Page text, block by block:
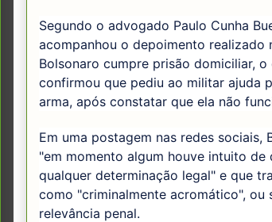
Segundo o advogado Paulo Cunha
acompanhou o depoimento realizado
Bolsonaro cumpre prisão domiciliar,
confirmou que pediu ao militar ajuda
arma, após constatar que ela não
Em uma postagem nas redes sociais,
"em momento algum houve intuito de
qualquer determinação legal" e que
como "criminalmente acromático", ou
relevância penal.